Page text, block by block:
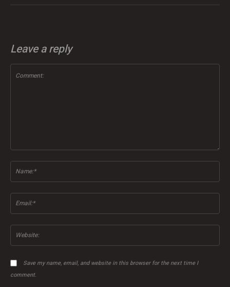
Leave a reply
Save my name, email, and website in this browser for the next time I
comment.